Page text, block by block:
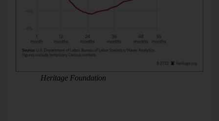
Heritage Foundation